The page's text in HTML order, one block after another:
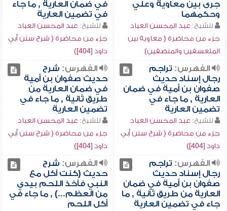
جرى بين معاوية وعلي
وحكمهما
للشيخ: عبد المحسن العباد
جزء من محاضرة ( معاوية بين
المتعسفين والمنصفين)
في ضمان العارية , ما جاء
في تضمين العارية
للشيخ: عبد المحسن العباد
جزء من محاضرة ( شرح سنن أبي
داود [404])
الفهرس: تراجم
رجال إسناد حديث
صفوان بن أمية في ضمان
العارية , ما جاء في
تضمين العارية
للشيخ: عبد المحسن العباد
جزء من محاضرة ( شرح سنن أبي
داود [404])
الفهرس: شرح
حديث صفوان بن أمية
في ضمان العارية من
طريق ثانية , ما جاء في
تضمين العارية
للشيخ: عبد المحسن العباد
جزء من محاضرة ( شرح سنن أبي
داود [404])
الفهرس: تراجم
رجال إسناد حديث
صفوان بن أمية في ضمان
العارية من طريق ثانية , ما
جاء في تضمين العارية
الفهرس: شرح
حديث (كنت آكل مع
النبي فآخذ اللحم بيدي
من العظم...) , ما جاء في
أكل اللحم